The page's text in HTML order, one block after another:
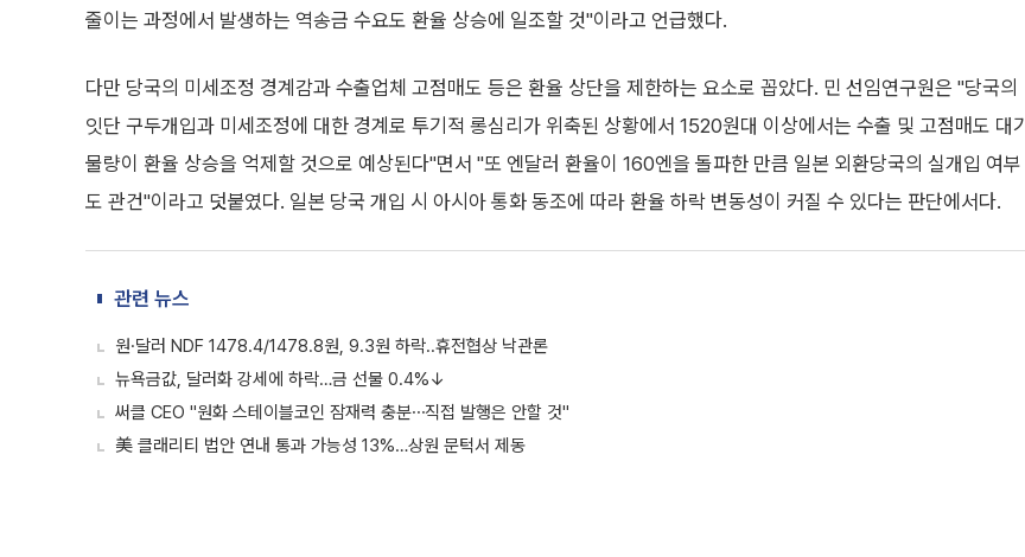
줄이는 과정에서 발생하는 역송금 수요도 환율 상승에 일조할 것"이라고 언급했다.
다만 당국의 미세조정 경계감과 수출업체 고점매도 등은 환율 상단을 제한하는 요소로 꼽았다. 민 선임연구원은 "당국의
잇단 구두개입과 미세조정에 대한 경계로 투기적 롱심리가 위축된 상황에서 1520원대 이상에서는 수출 및 고점매도 대기
물량이 환율 상승을 억제할 것으로 예상된다"면서 "또 엔달러 환율이 160엔을 돌파한 만큼 일본 외환당국의 실개입 여부
도 관건"이라고 덧붙였다. 일본 당국 개입 시 아시아 통화 동조에 따라 환율 하락 변동성이 커질 수 있다는 판단에서다.
관련 뉴스
원·달러 NDF 1478.4/1478.8원, 9.3원 하락..휴전협상 낙관론
뉴욕금값, 달러화 강세에 하락…금 선물 0.4%↓
써클 CEO "원화 스테이블코인 잠재력 충분⋯직접 발행은 안할 것"
美 클래리티 법안 연내 통과 가능성 13%…상원 문턱서 제동